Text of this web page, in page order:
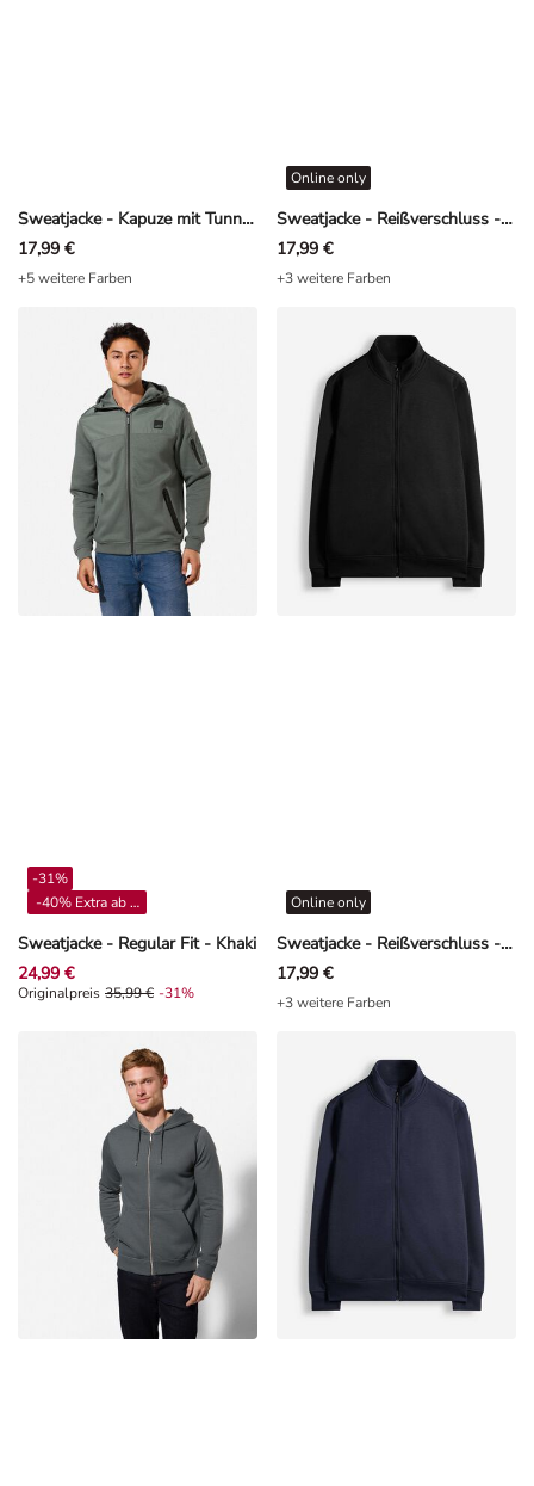
Sweatjacke - Kapuze mit Tunnelzug - Dunkelblau
17,99 €
+5 weitere Farben
Sweatjacke - Reißverschluss - Khaki
Online only
17,99 €
+3 weitere Farben
Sweatjacke - Regular Fit - Khaki
-31%
-40% Extra ab 4**
24,99 €
Originalpreis 35,99 €, Rabat -31%
Originalpreis 35,99 € -31%
Sweatjacke - Reißverschluss - Schwarz
Online only
17,99 €
+3 weitere Farben